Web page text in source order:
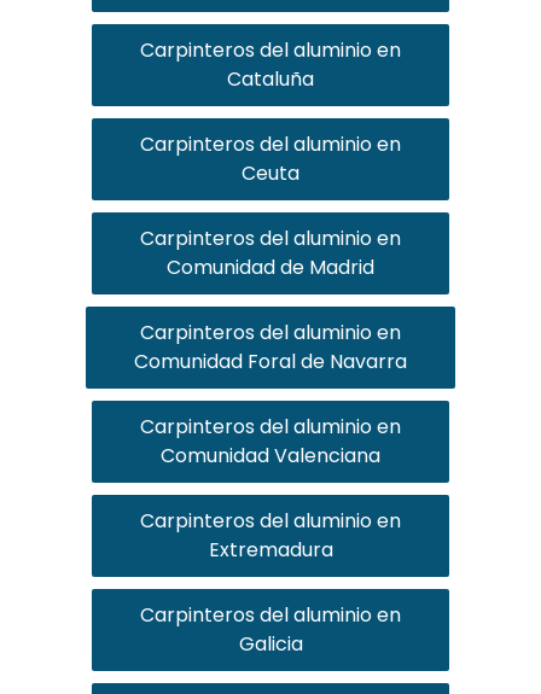
Carpinteros del aluminio en
Cataluña
Carpinteros del aluminio en
Ceuta
Carpinteros del aluminio en
Comunidad de Madrid
Carpinteros del aluminio en
Comunidad Foral de Navarra
Carpinteros del aluminio en
Comunidad Valenciana
Carpinteros del aluminio en
Extremadura
Carpinteros del aluminio en
Galicia